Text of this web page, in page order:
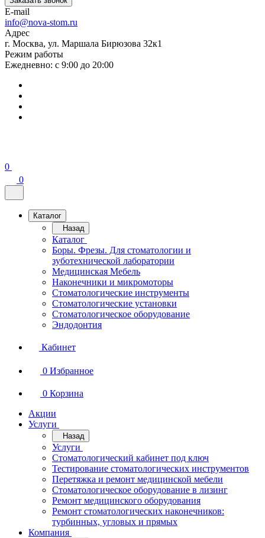
E-mail
info@nova-stom.ru
Адрес
г. Москва, ул. Маршала Бирюзова 32к1
Режим работы
Ежедневно: с 9:00 до 20:00
0
0
Каталог
Назад
Каталог
Боры. Фрезы. Для стоматологии и
зуботехнической лаборатории
Медицинская Мебель
Наконечники и микромоторы
Стоматологические инструменты
Стоматологические установки
Стоматологическое оборудование
Эндодонтия
Кабинет
0 Избранное
0 Корзина
Акции
Услуги
Назад
Услуги
Стоматологический кабинет под ключ
Тестирование стоматологических инструментов
Перетяжка и ремонт медицинской мебели
Стоматологическое оборудование в лизинг
Ремонт медицинского оборудования
Ремонт стоматологических наконечников:
турбинных, угловых и прямых
Компания